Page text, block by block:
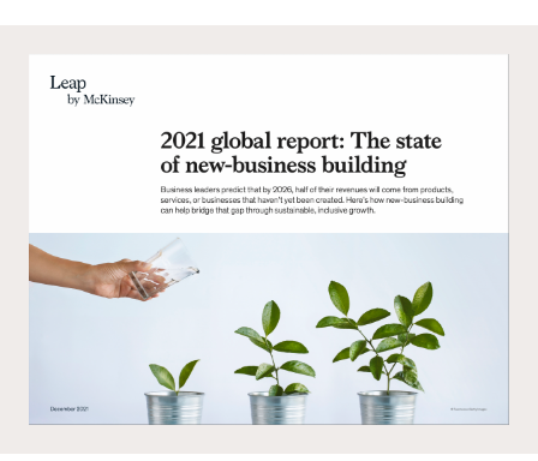
赞助
微信
领英
加入会员